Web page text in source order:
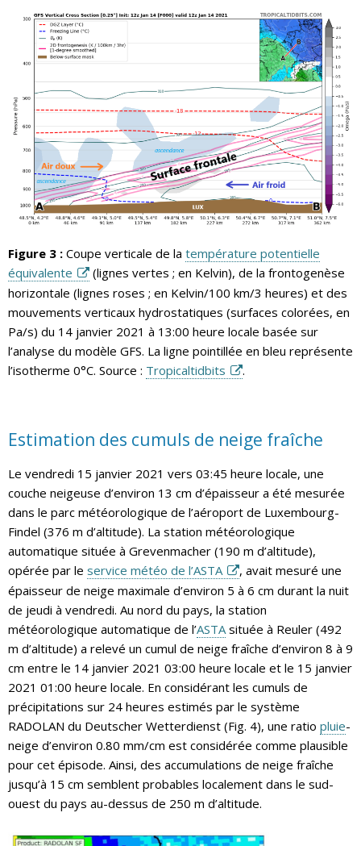
Figure 3 : Coupe verticale de la température potentielle
équivalente
(lignes vertes ; en Kelvin), de la frontogenèse
horizontale (lignes roses ; en Kelvin/100 km/3 heures) et des
mouvements verticaux hydrostatiques (surfaces colorées, en
Pa/s) du 14 janvier 2021 à 13:00 heure locale basée sur
l’analyse du modèle GFS. La ligne pointillée en bleu représente
l’isotherme 0°C. Source : Tropicaltidbits .
Estimation des cumuls de neige fraîche
Le vendredi 15 janvier 2021 vers 03:45 heure locale, une
couche neigeuse d’environ 13 cm d’épaisseur a été mesurée
dans le parc météorologique de l’aéroport de Luxembourg-
Findel (376 m d’altitude). La station météorologique
automatique située à Grevenmacher (190 m d’altitude),
opérée par le service météo de l’ASTA
, avait mesuré une
épaisseur de neige maximale d’environ 5 à 6 cm durant la nuit
de jeudi à vendredi. Au nord du pays, la station
météorologique automatique de l’ASTA située à Reuler (492
m d’altitude) a relevé un cumul de neige fraîche d’environ 8 à 9
cm entre le 14 janvier 2021 03:00 heure locale et le 15 janvier
2021 01:00 heure locale. En considérant les cumuls de
précipitations sur 24 heures estimés par le système
RADOLAN du Deutscher Wetterdienst (Fig. 4), une ratio pluie-
neige d’environ 0.80 mm/cm est considérée comme plausible
pour cet épisode. Ainsi, des accumulations de neige fraîche
jusqu’à 15 cm semblent probables localement dans le sud-
ouest du pays au-dessus de 250 m d’altitude.